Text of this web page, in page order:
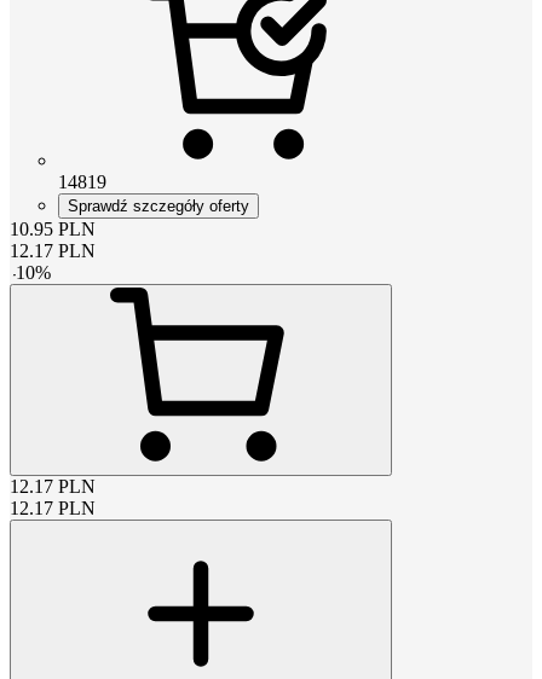
14819
Sprawdź szczegóły oferty
10.95 PLN
12.17 PLN
-10%
12.17 PLN
12.17 PLN